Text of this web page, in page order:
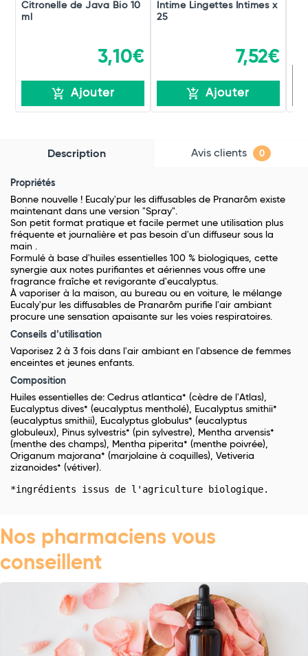
Citronelle de Java Bio 10
ml
3,10€
Ajouter
Intime Lingettes Intimes x
25
7,52€
Ajouter
Description Avis clients 0
Propriétés
Bonne nouvelle ! Eucaly'pur les diffusables de Pranarôm existe
maintenant dans une version "Spray".
Son petit format pratique et facile permet une utilisation plus
fréquente et journalière et pas besoin d'un diffuseur sous la
main .
Formulé à base d'huiles essentielles 100 % biologiques, cette
synergie aux notes purifiantes et aériennes vous offre une
fragrance fraîche et revigorante d'eucalyptus.
À vaporiser à la maison, au bureau ou en voiture, le mélange
Eucaly'pur les diffusables de Pranarôm purifie l'air ambiant
procure une sensation apaisante sur les voies respiratoires.
Conseils d’utilisation
Vaporisez 2 à 3 fois dans l'air ambiant en l'absence de femmes
enceintes et jeunes enfants.
Composition
Huiles essentielles de: Cedrus atlantica* (cèdre de l'Atlas),
Eucalyptus dives* (eucalyptus mentholé), Eucalyptus smithii*
(eucalyptus smithii), Eucalyptus globulus* (eucalyptus
globuleux), Pinus sylvestris* (pin sylvestre), Mentha arvensis*
(menthe des champs), Mentha piperita* (menthe poivrée),
Origanum majorana* (marjolaine à coquilles), Vetiveria
zizanoides* (vétiver).
*ingrédients issus de l'agriculture biologique.
Nos pharmaciens vous
conseillent